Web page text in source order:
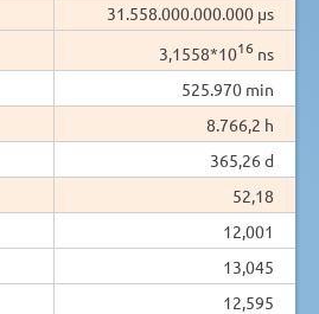
31.558.000.000.000 µs
3,1558*1016 ns
525.970 min
8.766,2 h
365,26 d
52,18
12,001
13,045
12,595